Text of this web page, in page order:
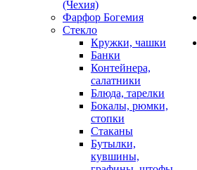
(Чехия)
Фарфор Богемия
Стекло
Кружки, чашки
Банки
Контейнера,
салатники
Блюда, тарелки
Бокалы, рюмки,
стопки
Стаканы
Бутылки,
кувшины,